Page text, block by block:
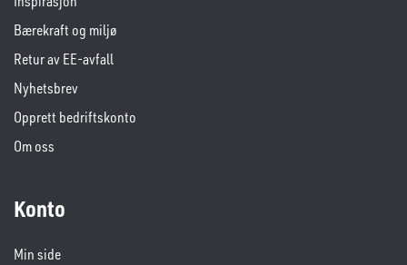
Bærekraft og miljø
Retur av EE-avfall
Nyhetsbrev
Opprett bedriftskonto
Om oss
Konto
Min side